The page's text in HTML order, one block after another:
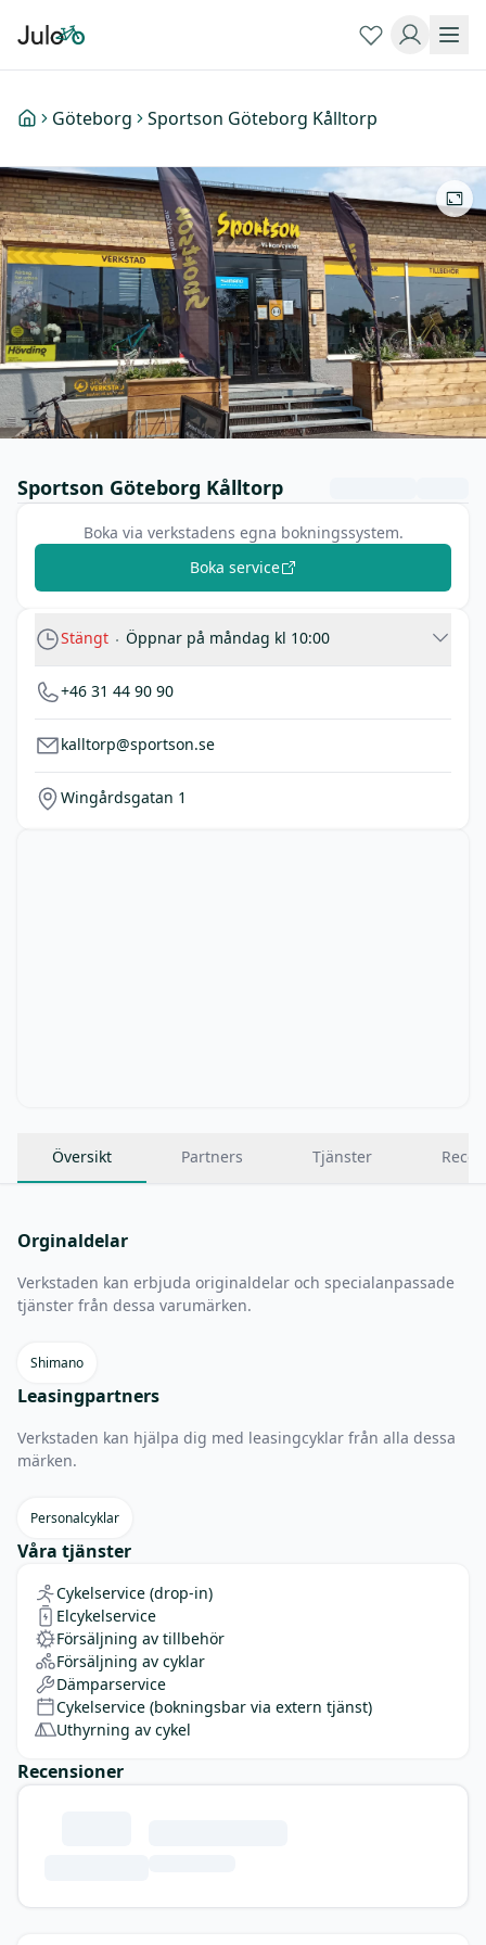
Göteborg Sportson Göteborg Kålltorp
Sportson Göteborg Kålltorp
Boka via verkstadens egna bokningssystem.
Boka service
Stängt Öppnar på måndag kl 10:00
+46 31 44 90 90
kalltorp@sportson.se
Wingårdsgatan 1
Översikt Partners Tjänster
Orginaldelar
Verkstaden kan erbjuda originaldelar och specialanpassade
tjänster från dessa varumärken.
Shimano
Leasingpartners
Verkstaden kan hjälpa dig med leasingcyklar från alla dessa
märken.
Personalcyklar
Våra tjänster
Cykelservice (drop-in)
Elcykelservice
Försäljning av tillbehör
Försäljning av cyklar
Dämparservice
Cykelservice (bokningsbar via extern tjänst)
Uthyrning av cykel
Recensioner